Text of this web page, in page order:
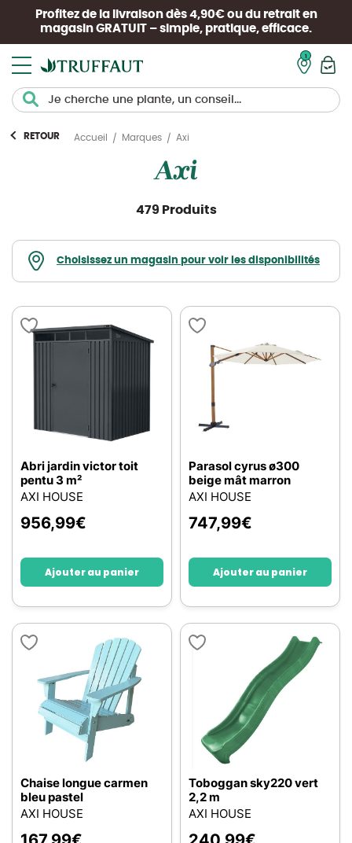
Profitez de la livraison dès 4,90€ ou du retrait en
magasin GRATUIT – simple, pratique, efficace.
RETOUR Accueil Marques Axi
Axi
479 Produits
Choisissez un magasin pour voir les disponibilités
Abri jardin victor toit
pentu 3 m²
AXI HOUSE
956,99€
Ajouter au panier
Parasol cyrus ø300
beige mât marron
AXI HOUSE
747,99€
Ajouter au panier
Chaise longue carmen
bleu pastel
AXI HOUSE
Toboggan sky220 vert
2,2 m
AXI HOUSE